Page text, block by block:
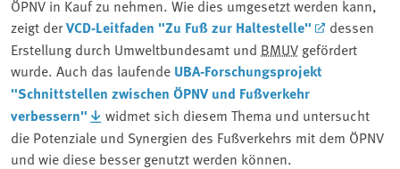
ÖPNV in Kauf zu nehmen. Wie dies umgesetzt werden kann,
zeigt derVCD-Leitfaden "Zu Fuß zur Haltestelle"
dessen
Erstellung durch Umweltbundesamt und BMUV gefördert
wurde. Auch das laufende UBA-Forschungsprojekt
"Schnittstellen zwischen ÖPNV und Fußverkehr
verbessern"
widmet sich diesem Thema und untersucht
die Potenziale und Synergien des Fußverkehrs mit dem ÖPNV
und wie diese besser genutzt werden können.